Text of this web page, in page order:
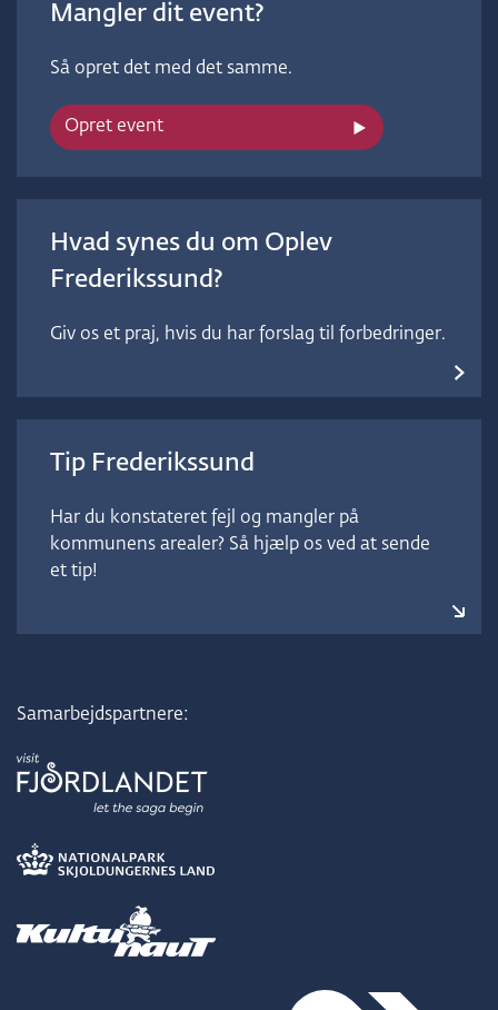
Mangler dit event?
Så opret det med det samme.
Opret event
Hvad synes du om Oplev
Frederikssund?
Giv os et praj, hvis du har forslag til forbedringer.
Tip Frederikssund
Har du konstateret fejl og mangler på
kommunens arealer? Så hjælp os ved at sende
et tip!
Samarbejdspartnere: